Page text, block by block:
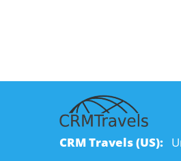
CRM Travels (US):